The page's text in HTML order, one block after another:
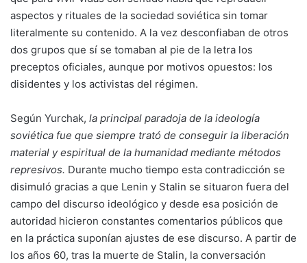
aspectos y rituales de la sociedad soviética sin tomar
literalmente su contenido. A la vez desconfiaban de otros
dos grupos que sí se tomaban al pie de la letra los
preceptos oficiales, aunque por motivos opuestos: los
disidentes y los activistas del régimen.
Según Yurchak, la principal paradoja de la ideología
soviética fue que siempre trató de conseguir la liberación
material y espiritual de la humanidad mediante métodos
represivos. Durante mucho tiempo esta contradicción se
disimuló gracias a que Lenin y Stalin se situaron fuera del
campo del discurso ideológico y desde esa posición de
autoridad hicieron constantes comentarios públicos que
en la práctica suponían ajustes de ese discurso. A partir de
los años 60, tras la muerte de Stalin, la conversación